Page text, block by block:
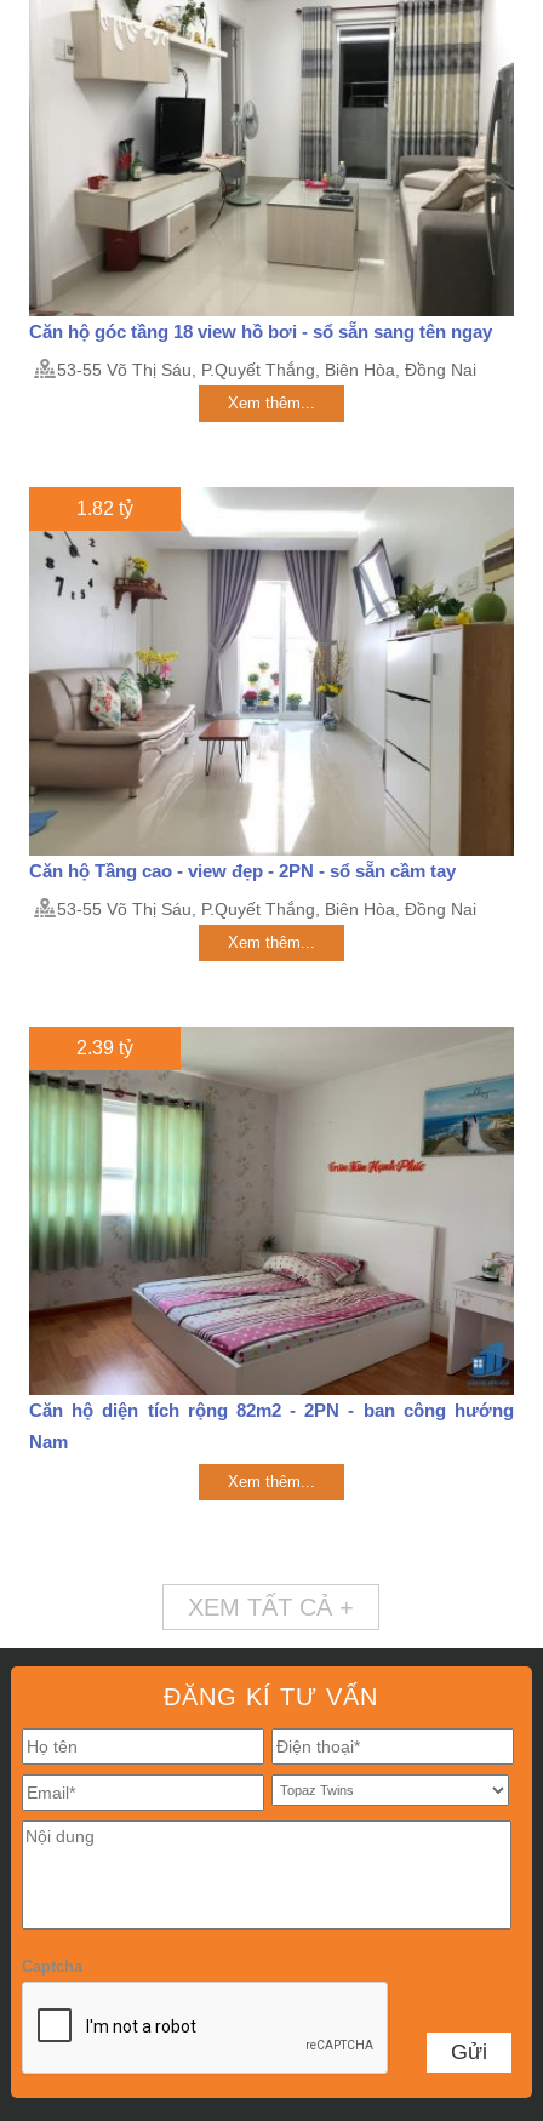
Căn hộ góc tầng 18 view hồ bơi - sổ sẵn sang tên ngay
53-55 Võ Thị Sáu, P.Quyết Thắng, Biên Hòa, Đồng Nai
Xem thêm...
1.82 tỷ
Căn hộ Tầng cao - view đẹp - 2PN - sổ sẵn cầm tay
53-55 Võ Thị Sáu, P.Quyết Thắng, Biên Hòa, Đồng Nai
Xem thêm...
2.39 tỷ
Căn hộ diện tích rộng 82m2 - 2PN - ban công hướng
Nam
Xem thêm...
XEM TẤT CẢ +
ĐĂNG KÍ TƯ VẤN
Captcha